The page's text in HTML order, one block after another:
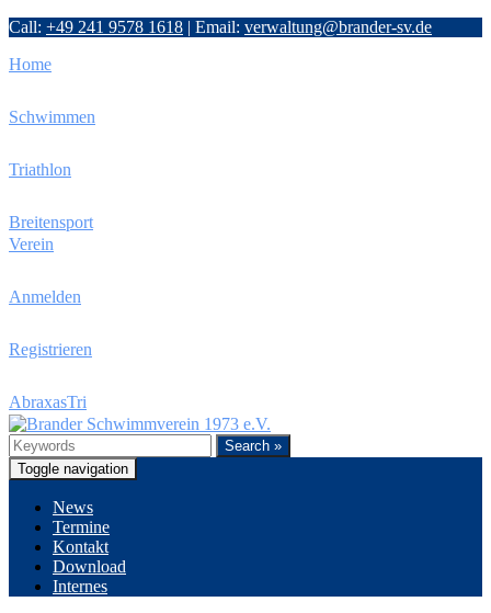
Call: +49 241 9578 1618 | Email: verwaltung@brander-sv.de
Home
Schwimmen
Triathlon
Breitensport
Verein
Anmelden
Registrieren
AbraxasTri
Search »
Toggle navigation
News
Termine
Kontakt
Download
Internes